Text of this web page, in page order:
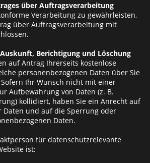
über Auftragsverarbeitung
Verarbeitung zu gewährleisten,
über Auftragsverarbeitung mit
Berichtigung und Löschung
auf Antrag Ihrerseits kostenlose
personenbezogenen Daten über Sie
Ihr Wunsch nicht mit einer
Aufbewahrung von Daten (z. B.
kollidiert, haben Sie ein Anrecht auf
Daten und auf die Sperrung oder
Daten.
für datenschutzrelevante
ist: